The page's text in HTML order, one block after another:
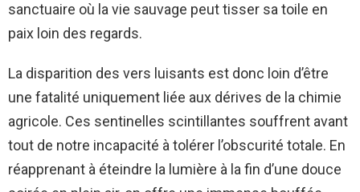
sanctuaire où la vie sauvage peut tisser sa toile en
paix loin des regards.
La disparition des vers luisants est donc loin d’être
une fatalité uniquement liée aux dérives de la chimie
agricole. Ces sentinelles scintillantes souffrent avant
tout de notre incapacité à tolérer l’obscurité totale. En
réapprenant à éteindre la lumière à la fin d’une douce